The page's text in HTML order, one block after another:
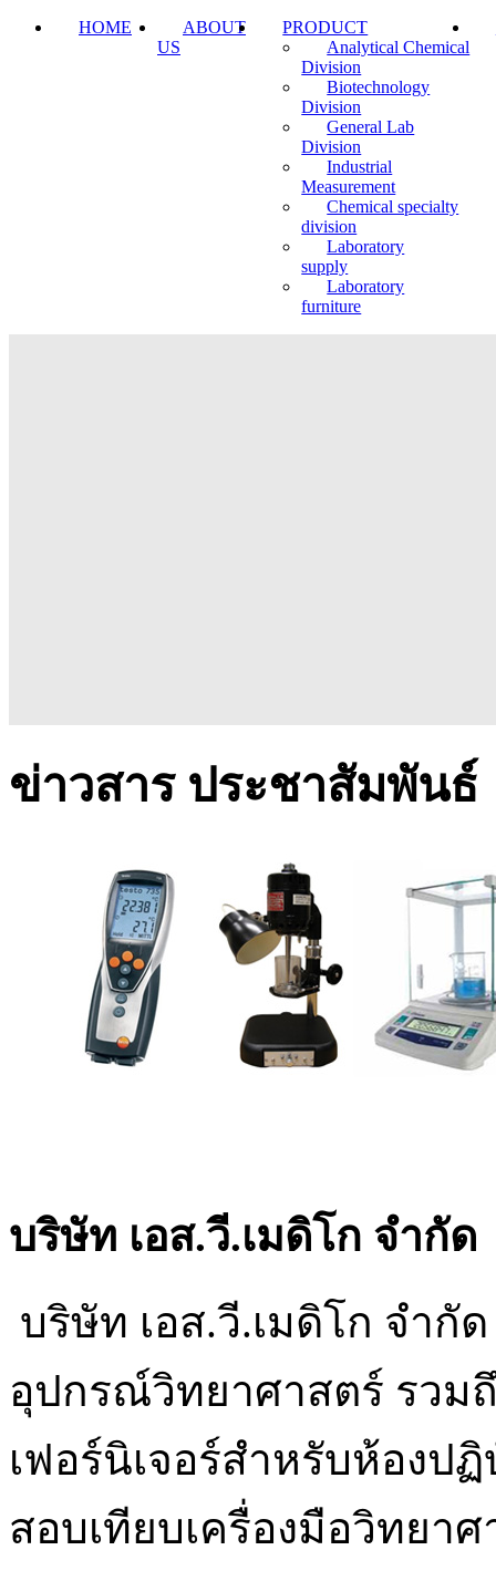
HOME
ABOUT
US
PRODUCT
Analytical Chemical
Division
Biotechnology
Division
General Lab
Division
Industrial
Measurement
Chemical specialty
division
Laboratory
supply
Laboratory
furniture
ข่าวสาร ประชาสัมพันธ์
บริษัท เอส.วี.เมดิโก จำกั
บริษัท เอส.วี.เมดิโก จำกั
อุปกรณ์วิทยาศาสตร์ รวม
เฟอร์นิเจอร์สำหรับห้องป
สอบเทียบเครื่องมือวิทยา